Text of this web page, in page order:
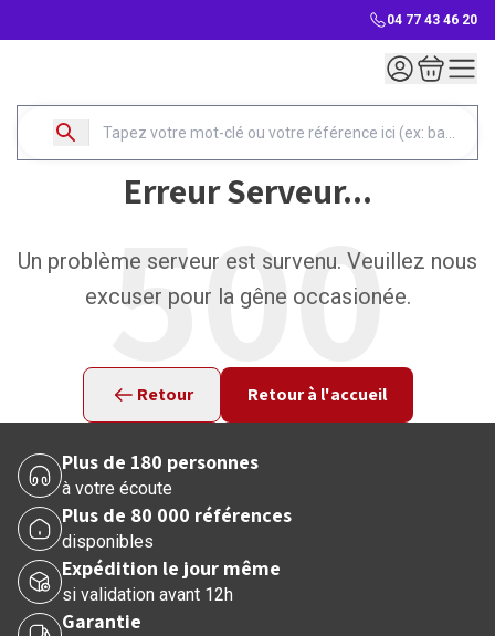
04 77 43 46 20
Mon compte
Mon
500
Erreur Serveur...
Un problème serveur est survenu. Veuillez nous
excuser pour la gêne occasionée.
Retour Retour à l'accueil
Plus de 180 personnes
à votre écoute
Plus de 80 000 références
disponibles
Expédition le jour même
si validation avant 12h
Garantie